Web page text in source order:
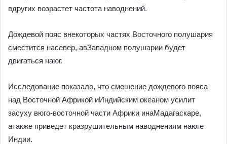
вдругих возрастет частота наводнений.
Дождевой пояс внекоторых частях Восточного полушария
сместится насевер, авЗападном полушарии будет
двигаться наюг.
Исследование показало, что смещение дождевого пояса
над Восточной Африкой иИндийским океаном усилит
засуху вюго-восточной части Африки инаМадагаскаре,
атакже приведет кразрушительным наводнениям наюге
Индии.